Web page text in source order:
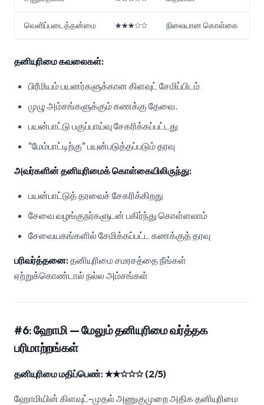
வெளிப்படைத்தன்மை ★★★☆☆ நிலையான கொள்கை
தனியுரிமை கவலைகள்:
பிரீமியம் பயனர்களுக்கான கிளவுட் சேமிப்பிடம்
முழு அம்சங்களுக்கும் கணக்கு தேவை.
பயன்பாட்டு பகுப்பாய்வு சேகரிக்கப்பட்டது
"மேம்பாட்டிற்கு" பயன்படுத்தப்படும் தரவு
அவர்களின் தனியுரிமைக் கொள்கையிலிருந்து:
பயன்பாட்டுத் தரவைச் சேகரிக்கிறது
சேவை வழங்குநர்களுடன் பகிர்ந்து கொள்ளலாம்
சேவையகங்களில் சேமிக்கப்பட்ட கணக்குத் தரவு
பரிவர்த்தனை:தனியுரிமை சமரசத்தை நீங்கள்
ஏற்றுக்கொண்டால் நல்ல அம்சங்கள்
#6: ஹோமி — மேலும் தனியுரிமை வர்த்தக
பரிமாற்றங்கள்
தனியுரிமை மதிப்பெண்: ★★☆☆☆ (2/5)
ஹோமியின் கிளவுட்-முதல் அணுகுமுறை அதிக தனியுரிமை